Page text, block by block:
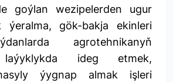
goýlan wezipelerden ugur
ýeralma, gök-bakja ekinleri
agrotehnikanyň
laýyklykda ideg etmek,
ýygnap almak işleri